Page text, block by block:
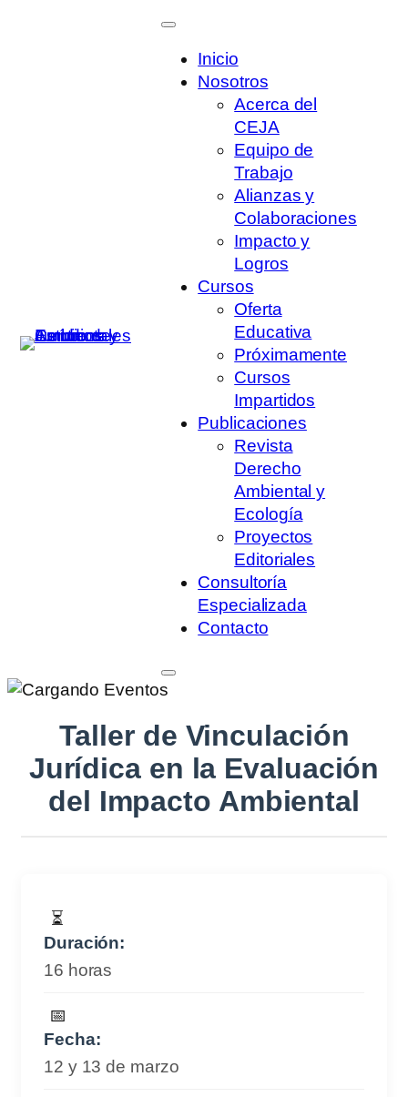
Inicio
Nosotros
Acerca del
CEJA
Equipo de
Trabajo
Alianzas y
Colaboraciones
Impacto y
Logros
Cursos
Oferta
Educativa
Próximamente
Cursos
Impartidos
Publicaciones
Revista
Derecho
Ambiental y
Ecología
Proyectos
Editoriales
Consultoría
Especializada
Contacto
Taller de Vinculación
Jurídica en la Evaluación
del Impacto Ambiental
⏳
Duración:
16 horas
📅
Fecha:
12 y 13 de marzo